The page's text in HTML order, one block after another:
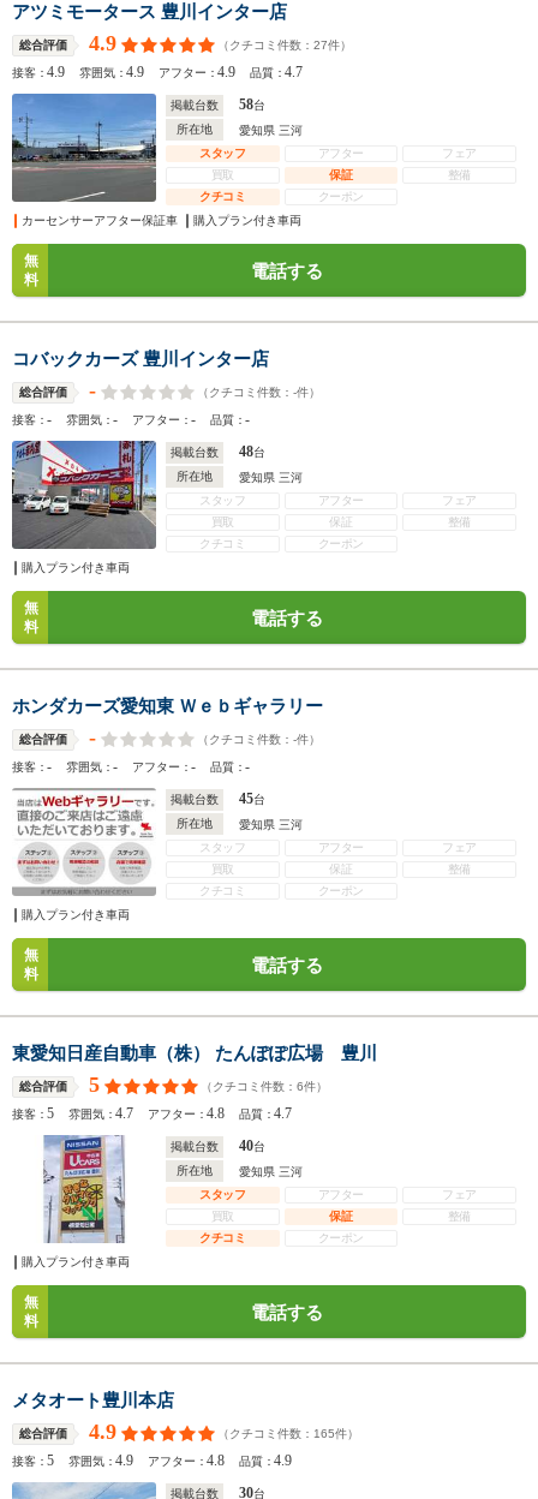
アツミモータース 豊川インター店
総合評価 4.9 （クチコミ件数： 27件）
接客：4.9 雰囲気：4.9 アフター：4.9 品質：4.7
掲載台数 58台
所在地
愛知県 三河
スタッフ
アフター
フェア
買取
保証
整備
クチコミ
クーポン
カーセンサーアフター保証車
購入プラン付き車両
無
料
電話する
コバックカーズ 豊川インター店
総合評価 - （クチコミ件数： -件）
接客：- 雰囲気：- アフター：- 品質：-
掲載台数 48台
所在地
愛知県 三河
スタッフ
アフター
フェア
買取
保証
整備
クチコミ
クーポン
購入プラン付き車両
無
料
電話する
ホンダカーズ愛知東 Ｗｅｂギャラリー
総合評価 - （クチコミ件数： -件）
接客：- 雰囲気：- アフター：- 品質：-
掲載台数 45台
所在地
愛知県 三河
スタッフ
アフター
フェア
買取
保証
整備
クチコミ
クーポン
購入プラン付き車両
無
料
電話する
東愛知日産自動車（株） たんぽぽ広場 豊川
総合評価 5 （クチコミ件数： 6件）
接客：5 雰囲気：4.7 アフター：4.8 品質：4.7
掲載台数 40台
所在地
愛知県 三河
スタッフ
アフター
フェア
買取
保証
整備
クチコミ
クーポン
購入プラン付き車両
無
料
電話する
メタオート豊川本店
総合評価 4.9 （クチコミ件数： 165件）
接客：5 雰囲気：4.9 アフター：4.8 品質：4.9
掲載台数 30台